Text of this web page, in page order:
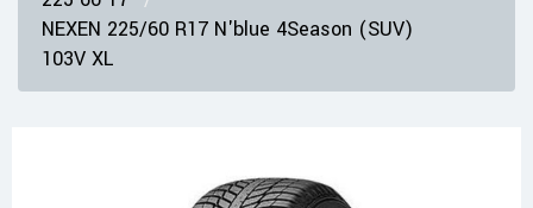
NEXEN 225/60 R17 N'blue 4Season (SUV)
103V XL